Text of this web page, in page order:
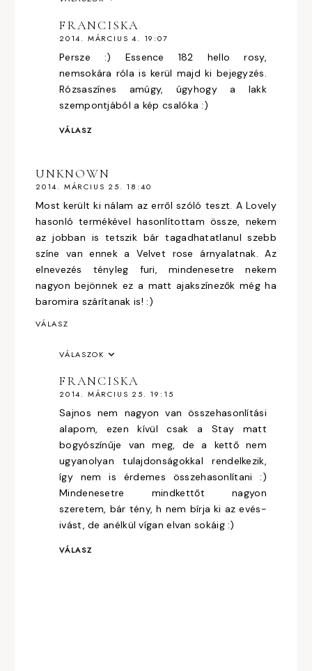
FRANCISKA
2014. MÁRCIUS 4. 19:07
Persze :) Essence 182 hello rosy,
nemsokára róla is kerül majd ki bejegyzés.
Rózsaszínes amúgy, úgyhogy a lakk
szempontjából a kép csalóka :)
VÁLASZ
UNKNOWN
2014. MÁRCIUS 25. 18:40
Most került ki nálam az erről szóló teszt. A Lovely
hasonló termékével hasonlítottam össze, nekem
az jobban is tetszik bár tagadhatatlanul szebb
színe van ennek a Velvet rose árnyalatnak. Az
elnevezés tényleg furi, mindenesetre nekem
nagyon bejönnek ez a matt ajakszínezők még ha
baromira szárítanak is! :)
VÁLASZ
VÁLASZOK
FRANCISKA
2014. MÁRCIUS 25. 19:15
Sajnos nem nagyon van összehasonlítási
alapom, ezen kívül csak a Stay matt
bogyószínűje van meg, de a kettő nem
ugyanolyan tulajdonságokkal rendelkezik,
így nem is érdemes összehasonlítani :)
Mindenesetre mindkettőt nagyon
szeretem, bár tény, h nem bírja ki az evés-
ivást, de anélkül vígan elvan sokáig :)
VÁLASZ